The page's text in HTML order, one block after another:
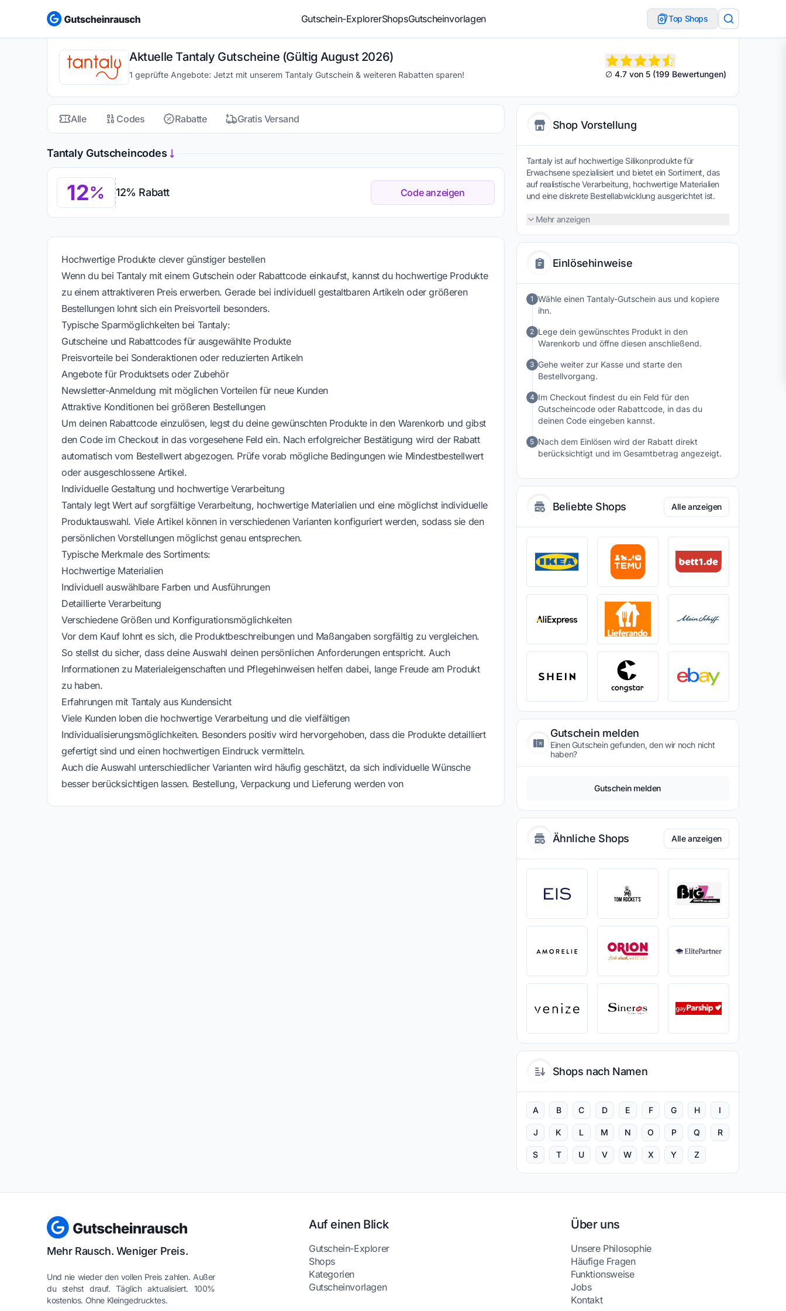
Gutschein-ExplorerShopsGutscheinvorlagen Top Shops
Aktuelle Tantaly Gutscheine (Gültig August 2026)
1 geprüfte Angebote: Jetzt mit unserem Tantaly Gutschein & weiteren Rabatten sparen! ∅ 4.7 von 5 (199 Bewertungen)
Alle Codes Rabatte Gratis Versand
Tantaly Gutscheincodes
12 12% Rabatt Code anzeigen
Hochwertige Produkte clever günstiger bestellen
Wenn du bei Tantaly mit einem Gutschein oder Rabattcode einkaufst, kannst du hochwertige Produkte
zu einem attraktiveren Preis erwerben. Gerade bei individuell gestaltbaren Artikeln oder größeren
Bestellungen lohnt sich ein Preisvorteil besonders.
Typische Sparmöglichkeiten bei Tantaly:
Gutscheine und Rabattcodes für ausgewählte Produkte
Preisvorteile bei Sonderaktionen oder reduzierten Artikeln
Angebote für Produktsets oder Zubehör
Newsletter-Anmeldung mit möglichen Vorteilen für neue Kunden
Attraktive Konditionen bei größeren Bestellungen
Um deinen Rabattcode einzulösen, legst du deine gewünschten Produkte in den Warenkorb und gibst
den Code im Checkout in das vorgesehene Feld ein. Nach erfolgreicher Bestätigung wird der Rabatt
automatisch vom Bestellwert abgezogen. Prüfe vorab mögliche Bedingungen wie Mindestbestellwert
oder ausgeschlossene Artikel.
Individuelle Gestaltung und hochwertige Verarbeitung
Tantaly legt Wert auf sorgfältige Verarbeitung, hochwertige Materialien und eine möglichst individuelle
Produktauswahl. Viele Artikel können in verschiedenen Varianten konfiguriert werden, sodass sie den
persönlichen Vorstellungen möglichst genau entsprechen.
Typische Merkmale des Sortiments:
Hochwertige Materialien
Individuell auswählbare Farben und Ausführungen
Detaillierte Verarbeitung
Verschiedene Größen und Konfigurationsmöglichkeiten
Vor dem Kauf lohnt es sich, die Produktbeschreibungen und Maßangaben sorgfältig zu vergleichen.
So stellst du sicher, dass deine Auswahl deinen persönlichen Anforderungen entspricht. Auch
Informationen zu Materialeigenschaften und Pflegehinweisen helfen dabei, lange Freude am Produkt
zu haben.
Erfahrungen mit Tantaly aus Kundensicht
Viele Kunden loben die hochwertige Verarbeitung und die vielfältigen
Individualisierungsmöglichkeiten. Besonders positiv wird hervorgehoben, dass die Produkte detailliert
gefertigt sind und einen hochwertigen Eindruck vermitteln.
Auch die Auswahl unterschiedlicher Varianten wird häufig geschätzt, da sich individuelle Wünsche
besser berücksichtigen lassen. Bestellung, Verpackung und Lieferung werden von
Shop Vorstellung
Tantaly ist auf hochwertige Silikonprodukte für
Erwachsene spezialisiert und bietet ein Sortiment, das
auf realistische Verarbeitung, hochwertige Materialien
und eine diskrete Bestellabwicklung ausgerichtet ist.
Produktpräsentation, verschiedene Ausführungen sowie
Modelle und Zubehör unkompliziert finden können. Eine
Informationen und ein kundenorientierter Service runden
Mehr anzeigen
Einlösehinweise
1 Wähle einen Tantaly-Gutschein aus und kopiere
ihn.
2 Lege dein gewünschtes Produkt in den
Warenkorb und öffne diesen anschließend.
3 Gehe weiter zur Kasse und starte den
Bestellvorgang.
4 Im Checkout findest du ein Feld für den
Gutscheincode oder Rabattcode, in das du
deinen Code eingeben kannst.
5 Nach dem Einlösen wird der Rabatt direkt
berücksichtigt und im Gesamtbetrag angezeigt.
Beliebte Shops Alle anzeigen
Gutschein melden
Einen Gutschein gefunden, den wir noch nicht
haben?
Gutschein melden
Ähnliche Shops Alle anzeigen
Shops nach Namen
A B C D E F G H I
J K L M N O P Q R
S T U V W X Y Z
Mehr Rausch. Weniger Preis.
Und nie wieder den vollen Preis zahlen. Außer
du stehst drauf. Täglich aktualisiert. 100%
kostenlos. Ohne Kleingedrucktes.
Auf einen Blick
Gutschein-Explorer
Shops
Kategorien
Gutscheinvorlagen
Über uns
Unsere Philosophie
Häufige Fragen
Funktionsweise
Jobs
Kontakt